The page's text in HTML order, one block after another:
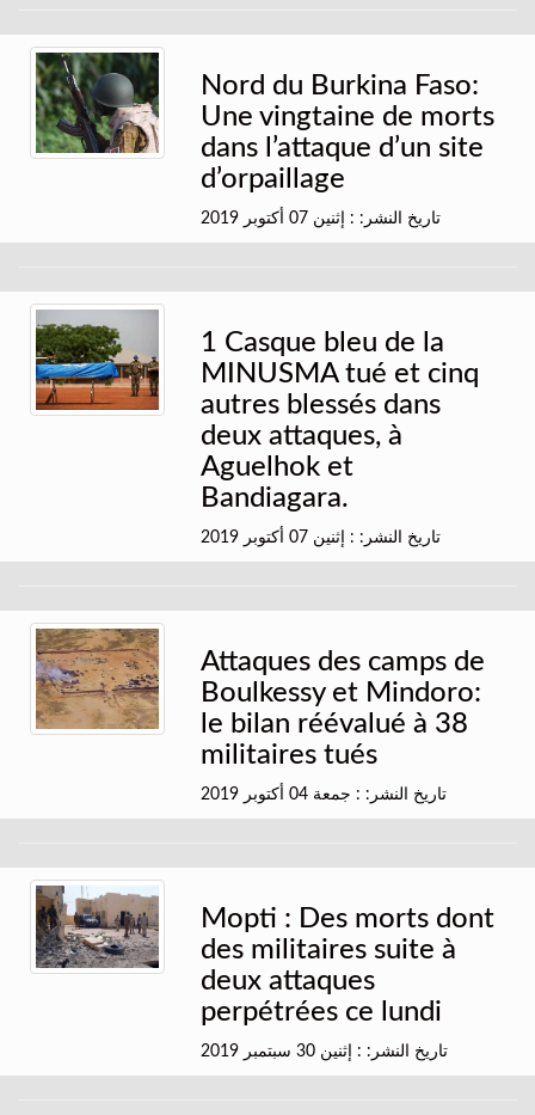
Nord du Burkina Faso:
Une vingtaine de morts
dans l’attaque d’un site
d’orpaillage
تاريخ النشر: : إثنين 07 أكتوبر 2019
1 Casque bleu de la
MINUSMA tué et cinq
autres blessés dans
deux attaques, à
Aguelhok et
Bandiagara.
تاريخ النشر: : إثنين 07 أكتوبر 2019
Attaques des camps de
Boulkessy et Mindoro:
le bilan réévalué à 38
militaires tués
تاريخ النشر: : جمعة 04 أكتوبر 2019
Mopti : Des morts dont
des militaires suite à
deux attaques
perpétrées ce lundi
تاريخ النشر: : إثنين 30 سبتمبر 2019